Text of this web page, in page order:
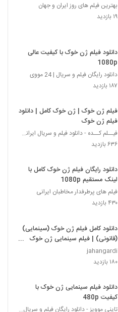
بهترین فیلم های روز ایران و جهان
۱۹ بازدید
دانلود فیلم ژن خوک با کیفیت عالی
1080p
دانلود رایگان فیلم و سریال | 24 مووی
۱۸۷ بازدید
فیلم ژن خوک | ژن خوک کامل | دانلود
فیلم ژن خوک
فیــلم کــده - دانلود فیلم و سریال ایرانی (رایگان)
۶۳۶ بازدید
دانلود رایگان فیلم ژن خوک کامل با
لینک مستقیم 1080p
فیلم های پرطرفدار مخاطبان ایرانی
۴۳۰ بازدید
دانلود کامل فیلم ژن خوک (سینمایی)
(قانونی) | فیلم سینمایی ژن خوک
بدون سانسور
jahangardi
۱۸۰ بازدید
دانلود فیلم سینمایی ژن خوک با
کیفیت 480p
تاینی موویز - دانلود رایگان فیلم و سریال ایرانی جد